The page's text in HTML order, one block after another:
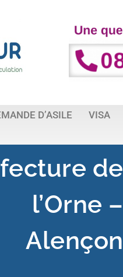
D’ASILE VISA
de
l’Orne –
Alençon